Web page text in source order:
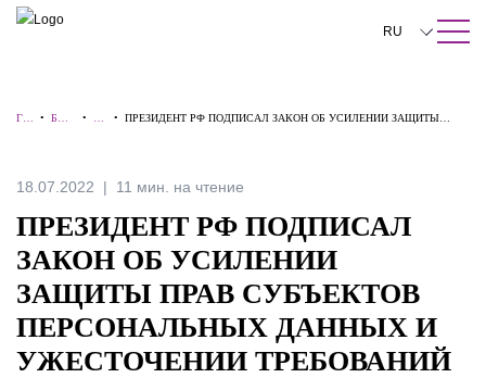
ПОИСК ПО САЙТУ Закрыть
RU
中文
Español
Français
ГЛ
• БАЗ
• •ПРЕЗИДЕНТ РФ ПОДПИСАЛ ЗАКОН ОБ УСИЛЕНИИ ЗАЩИТЫ
18.07.2022 11 мин. на чтение
ПРЕЗИДЕНТ РФ ПОДПИСАЛ
ЗАКОН ОБ УСИЛЕНИИ
ЗАЩИТЫ ПРАВ СУБЪЕКТОВ
ПЕРСОНАЛЬНЫХ ДАННЫХ И
УЖЕСТОЧЕНИИ ТРЕБОВАНИЙ